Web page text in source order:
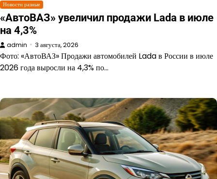
Новости разные
«АвтоВАЗ» увеличил продажи Lada в июле
на 4,3%
admin 3 августа, 2026
Фото: «АвтоВАЗ» Продажи автомобилей Lada в России в июле
2026 года выросли на 4,3% по…